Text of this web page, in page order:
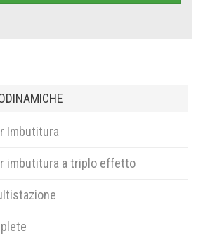
Imbutitura
imbutitura a triplo effetto